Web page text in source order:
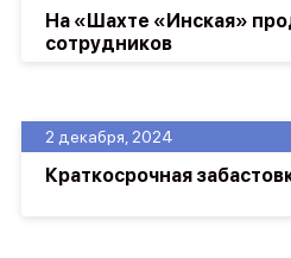
2 декабря, 2024
Краткосрочная
На «Шахте «Инская»
сотрудников